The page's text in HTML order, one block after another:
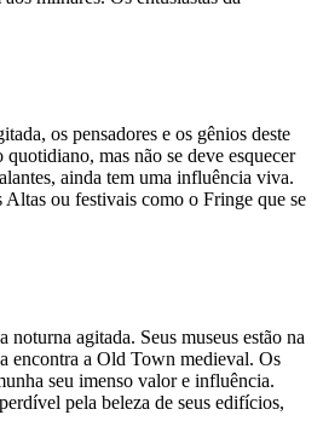
os pensadores e os gênios deste
mas não se deve esquecer
ainda tem uma influência viva.
Altas ou festivais como o Fringe que se
agitada. Seus museus estão na
encontra a Old Town medieval. Os
seu imenso valor e influência.
pela beleza de seus edifícios,